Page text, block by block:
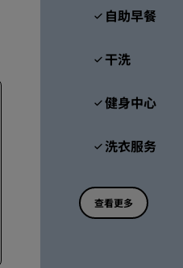
自助早餐
干洗
健身中心
洗衣服务
查看更多